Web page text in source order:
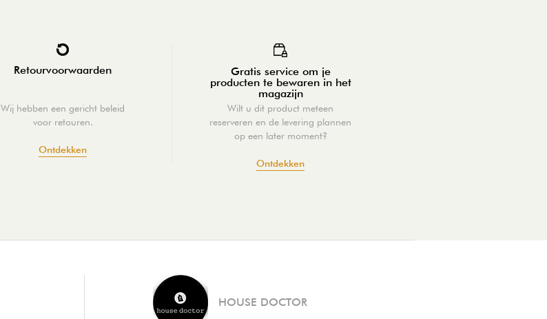
Retourvoorwaarden
Wij hebben een gericht beleid
voor retouren.
Ontdekken
Gratis service om je
producten te bewaren in het
magazijn
Wilt u dit product meteen
reserveren en de levering plannen
op een later moment?
Ontdekken
HOUSE DOCTOR